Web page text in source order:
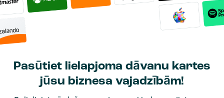
Pasūtiet lielapjoma dāvanu kartes
jūsu biznesa vajadzībām!